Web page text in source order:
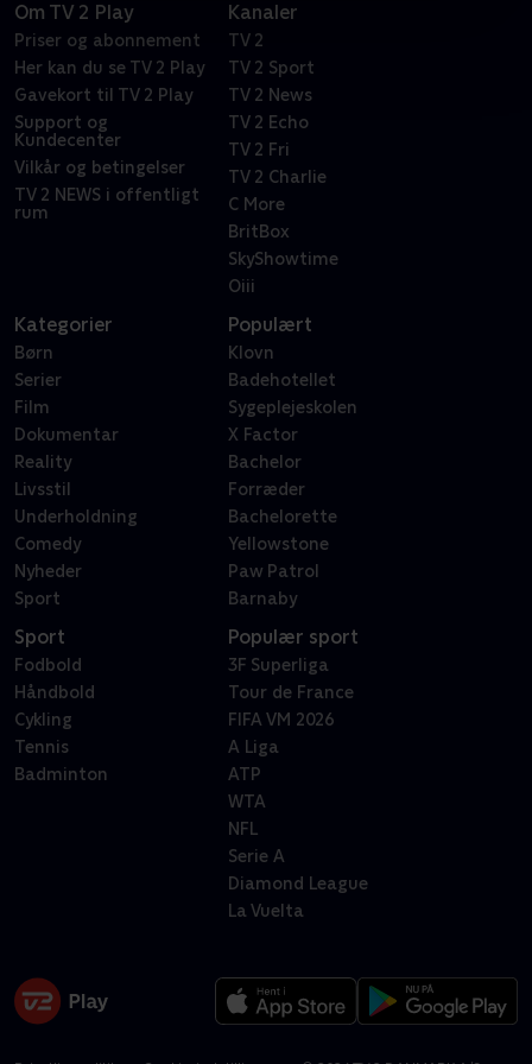
Om TV 2 Play
Priser og abonnement
Her kan du se TV 2 Play
Gavekort til TV 2 Play
Support og
Kundecenter
Vilkår og betingelser
TV 2 NEWS i offentligt
rum
Kanaler
TV 2
TV 2 Sport
TV 2 News
TV 2 Echo
TV 2 Fri
TV 2 Charlie
C More
BritBox
SkyShowtime
Oiii
Kategorier
Børn
Serier
Film
Dokumentar
Reality
Livsstil
Underholdning
Comedy
Nyheder
Sport
Populært
Klovn
Badehotellet
Sygeplejeskolen
X Factor
Bachelor
Forræder
Bachelorette
Yellowstone
Paw Patrol
Barnaby
Sport
Fodbold
Håndbold
Cykling
Tennis
Badminton
Populær sport
3F Superliga
Tour de France
FIFA VM 2026
A Liga
ATP
WTA
NFL
Serie A
Diamond League
La Vuelta